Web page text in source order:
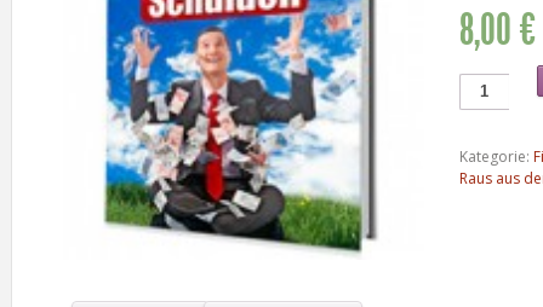
8,00 €
Kategorie:
Raus aus